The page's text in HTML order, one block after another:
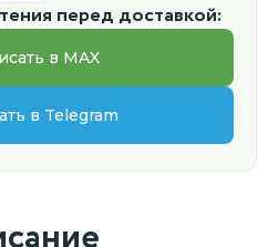
перед доставкой:
в MAX
в Telegram